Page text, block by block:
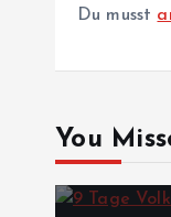
g
s
n
Du musst
You